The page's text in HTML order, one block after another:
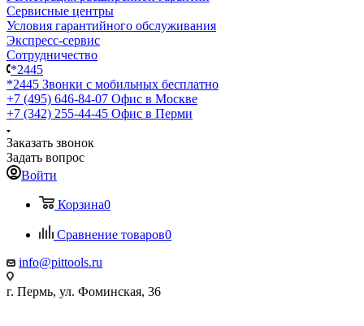
Сервисные центры
Условия гарантийного обслуживания
Экспресс-сервис
Сотрудничество
*2445
*2445 Звонки с мобильных бесплатно
+7 (495) 646-84-07 Офис в Москве
+7 (342) 255-44-45 Офис в Перми
Заказать звонок
Задать вопрос
Войти
Корзина0
Сравнение товаров0
info@pittools.ru
г. Пермь, ул. Фоминская, 36